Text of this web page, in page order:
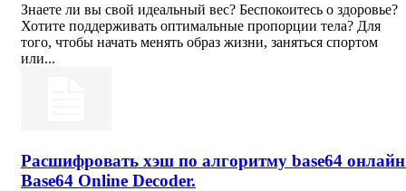
Знаете ли вы свой идеальный вес? Беспокоитесь о здоровье?
Хотите поддерживать оптимальные пропорции тела? Для
того, чтобы начать менять образ жизни, заняться спортом
или...
Расшифровать хэш по алгоритму base64
Base64 Online Decoder.